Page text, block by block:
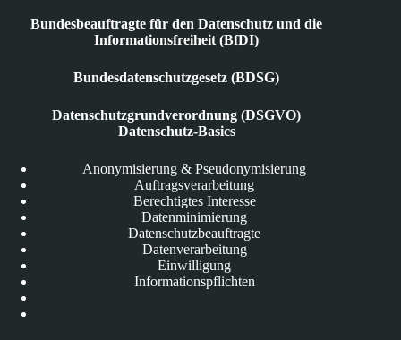
Bundesbeauftragte für den Datenschutz und die
Informationsfreiheit (BfDI)
Bundesdatenschutzgesetz (BDSG)
Datenschutzgrundverordnung (DSGVO)
Datenschutz-Basics
Anonymisierung & Pseudonymisierung
Auftragsverarbeitung
Berechtigtes Interesse
Datenminimierung
Datenschutzbeauftragte
Datenverarbeitung
Einwilligung
Informationspflichten